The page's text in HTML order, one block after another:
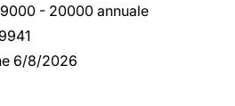
- 20000 annuale
6/8/2026